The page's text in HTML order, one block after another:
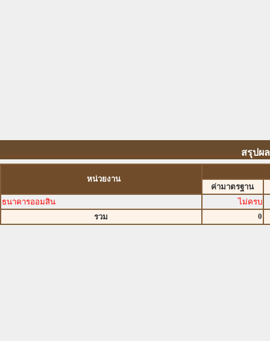
สรุปผ
หน่วยงาน
ค่ามาตรฐาน
ธนาคารออมสิน
ไม่ครบ
รวม
0